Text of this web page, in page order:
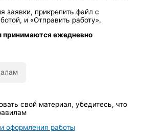
заявки, прикрепить файл с
и «Отправить работу».
принимаются ежедневно
свой материал, убедитесь, что
оформления работы